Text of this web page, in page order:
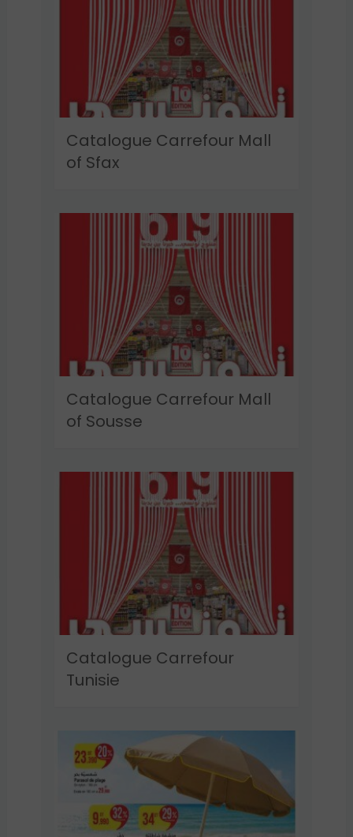
Catalogue Carrefour Mall
of Sfax
Catalogue Carrefour Mall
of Sousse
Catalogue Carrefour
Tunisie